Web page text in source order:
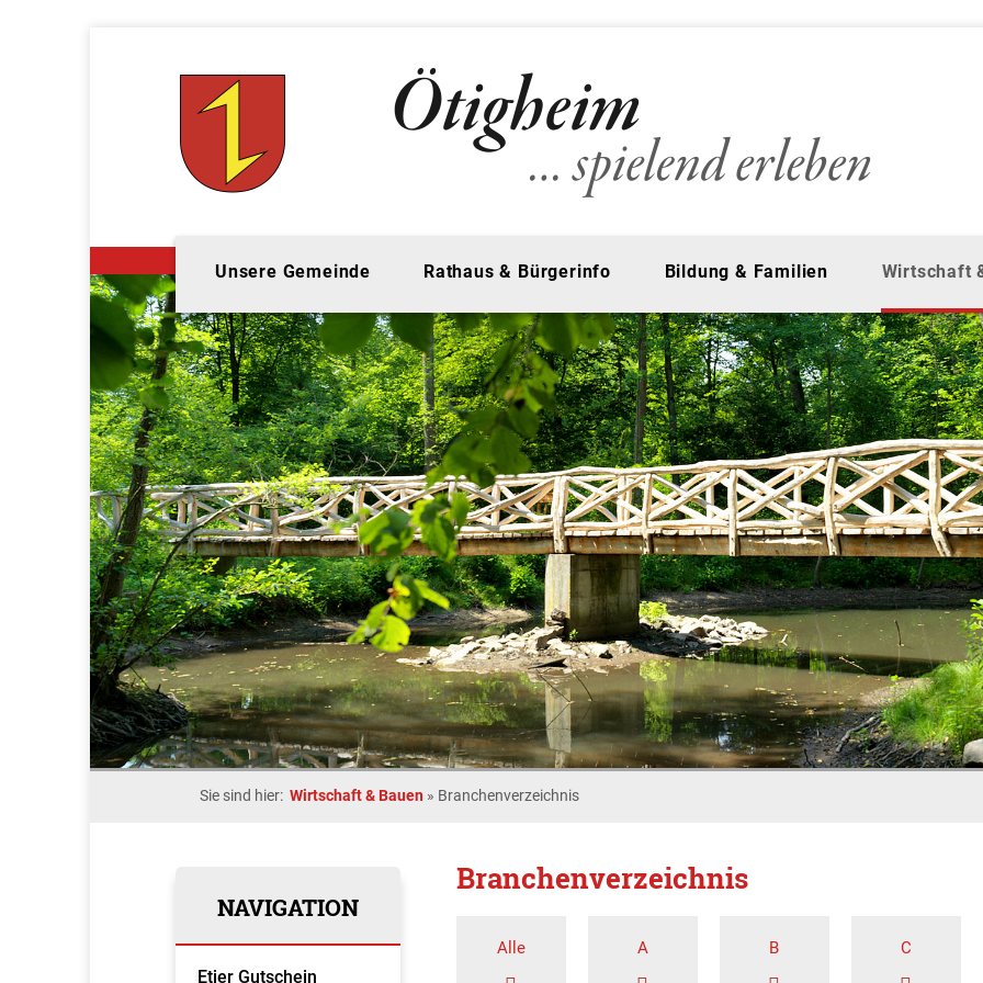
Unsere Gemeinde Rathaus & Bürgerinfo Bildung & Familien Wirtschaft
Sie sind hier: Wirtschaft & Bauen » Branchenverzeichnis
NAVIGATION
Etjer Gutschein
Branchenverzeichnis
Alle A B C